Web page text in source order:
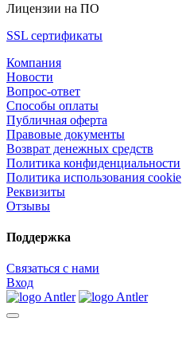
Лицензии на ПО
SSL сертификаты
Компания
Новости
Вопрос-ответ
Способы оплаты
Публичная оферта
Правовые документы
Возврат денежных средств
Политика конфиденциальности
Политика использования cookie
Реквизиты
Отзывы
Поддержка
Связаться с нами
Вход